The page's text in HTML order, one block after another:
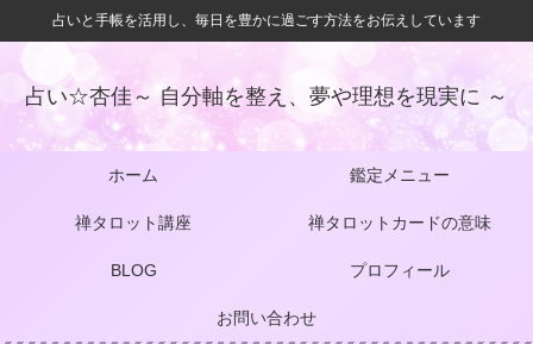
占いと手帳を活用し、毎日を豊かに過ごす方法をお伝えしています
占い☆杏佳～ 自分軸を整え、夢や理想を現実に ～
ホーム 鑑定メニュー
禅タロット講座 禅タロットカードの意味
BLOG プロフィール
お問い合わせ